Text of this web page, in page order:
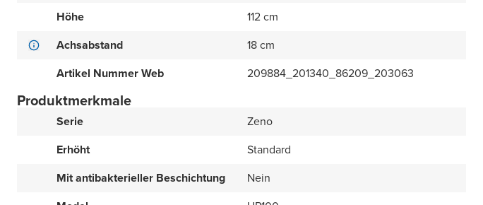
Höhe
112 cm
Achsabstand
18 cm
Artikel Nummer Web
209884_201340_86209_203063
Produktmerkmale
Serie
Zeno
Erhöht
Standard
Mit antibakterieller Beschichtung
Nein